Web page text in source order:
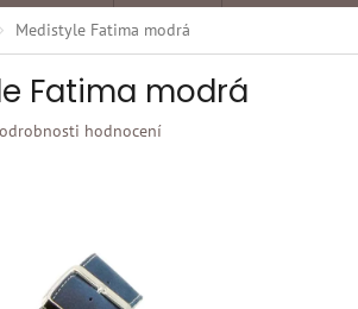
Medistyle Fatima modrá
Fatima modrá
hodnocení